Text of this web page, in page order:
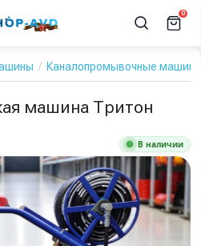
0
Каналопромывочные
машина Тритон
В наличии